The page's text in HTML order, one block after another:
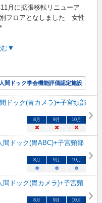
月に拡張移転リニューア
フロアとなしました 女性
む▼
間ドック学会機能評価認定施設
ドック(胃カメラ)+子宮頸部
8 月 9 月 10月
× × ×
間ドック(胃ABC)+子宮頸部
8 月 9 月 10月
○ ○ ○
間ドック(胃カメラ)+子宮頸
8 月 9 月 10月